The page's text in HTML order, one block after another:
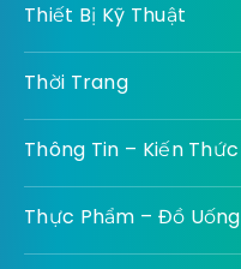
Thiết Bị Kỹ Thuật
Thời Trang
Thông Tin – Kiến Thức
Thực Phẩm – Đồ Uống